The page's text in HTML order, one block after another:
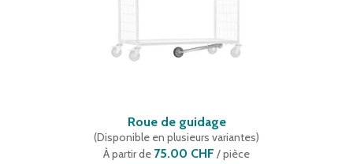
Roue de guidage
(Disponible en plusieurs variantes)
À partir de 75.00 CHF / pièce